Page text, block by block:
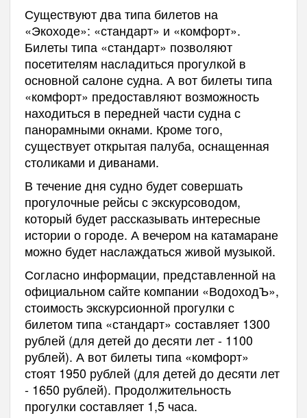
Существуют два типа билетов на
«Экоходе»: «стандарт» и «комфорт».
Билеты типа «стандарт» позволяют
посетителям насладиться прогулкой в
основной салоне судна. А вот билеты типа
«комфорт» предоставляют возможность
находиться в передней части судна с
панорамными окнами. Кроме того,
существует открытая палуба, оснащенная
столиками и диванами.
В течение дня судно будет совершать
прогулочные рейсы с экскурсоводом,
который будет рассказывать интересные
истории о городе. А вечером на катамаране
можно будет наслаждаться живой музыкой.
Согласно информации, представленной на
официальном сайте компании «ВодоходЪ»,
стоимость экскурсионной прогулки с
билетом типа «стандарт» составляет 1300
рублей (для детей до десяти лет - 1100
рублей). А вот билеты типа «комфорт»
стоят 1950 рублей (для детей до десяти лет
- 1650 рублей). Продолжительность
прогулки составляет 1,5 часа.